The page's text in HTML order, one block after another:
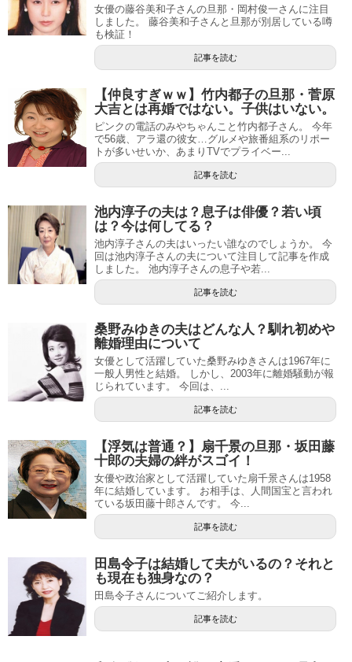
女優の藤谷美和子さんの旦那・岡村俊一さんに注目
しました。 藤谷美和子さんと旦那が別居している噂
も検証！
記事を読む
【仲良すぎｗｗ】竹内都子の旦那・菅原
大吉とは再婚ではない。子供はいない。
ピンクの電話のみやちゃんこと竹内都子さん。 今年
で56歳、アラ還の彼女…グルメや旅番組系のリポー
トが多いせいか、あまりTVでプライベー...
記事を読む
池内淳子の夫は？息子は俳優？若い頃
は？今は何してる？
池内淳子さんの夫はいったい誰なのでしょうか。 今
回は池内淳子さんの夫について注目して記事を作成
しました。 池内淳子さんの息子や若...
記事を読む
桑野みゆきの夫はどんな人？馴れ初めや
離婚理由について
女優として活躍していた桑野みゆきさんは1967年に
一般人男性と結婚。 しかし、2003年に離婚騒動が報
じられています。 今回は、...
記事を読む
【浮気は普通？】扇千景の旦那・坂田藤
十郎の夫婦の絆がスゴイ！
女優や政治家として活躍していた扇千景さんは1958
年に結婚しています。 お相手は、人間国宝と言われ
ている坂田藤十郎さんです。 今...
記事を読む
田島令子は結婚して夫がいるの？それと
も現在も独身なの？
田島令子さんについてご紹介します。
記事を読む